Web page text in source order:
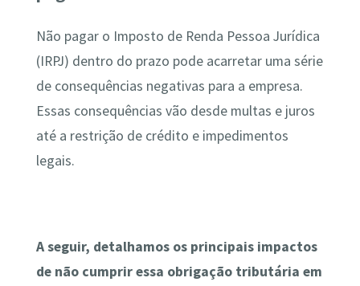
Não pagar o Imposto de Renda Pessoa Jurídica
(IRPJ) dentro do prazo pode acarretar uma série
de consequências negativas para a empresa.
Essas consequências vão desde multas e juros
até a restrição de crédito e impedimentos
legais.
A seguir, detalhamos os principais impactos
de não cumprir essa obrigação tributária em